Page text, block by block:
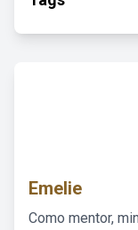
Emelie
Como mentor,